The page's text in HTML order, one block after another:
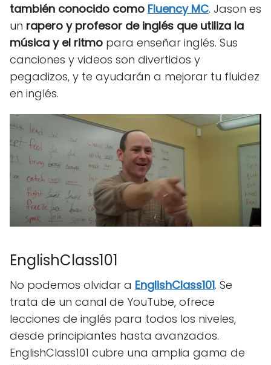
también conocido como Fluency MC. Jason es
un rapero y profesor de inglés que utiliza la
música y el ritmo para enseñar inglés. Sus
canciones y videos son divertidos y
pegadizos, y te ayudarán a mejorar tu fluidez
en inglés.
EnglishClass101
No podemos olvidar a EnglishClass101. Se
trata de un canal de YouTube, ofrece
lecciones de inglés para todos los niveles,
desde principiantes hasta avanzados.
EnglishClass101 cubre una amplia gama de